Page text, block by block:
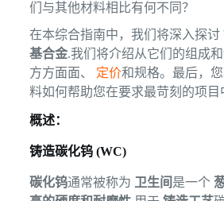
们与其他材料相比有何不同？
在本综合指南中，我们将深入探讨
基合金.我们将介绍从它们的组成
方方面面、 定价和规格。最后，
料如何帮助您在要求最苛刻的项目
概述：
铸造碳化钨 (WC)
碳化钨通常被称为 卫生间 是一个